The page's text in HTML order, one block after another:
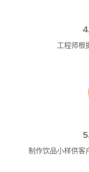
工程师根
制作饮品小样供客